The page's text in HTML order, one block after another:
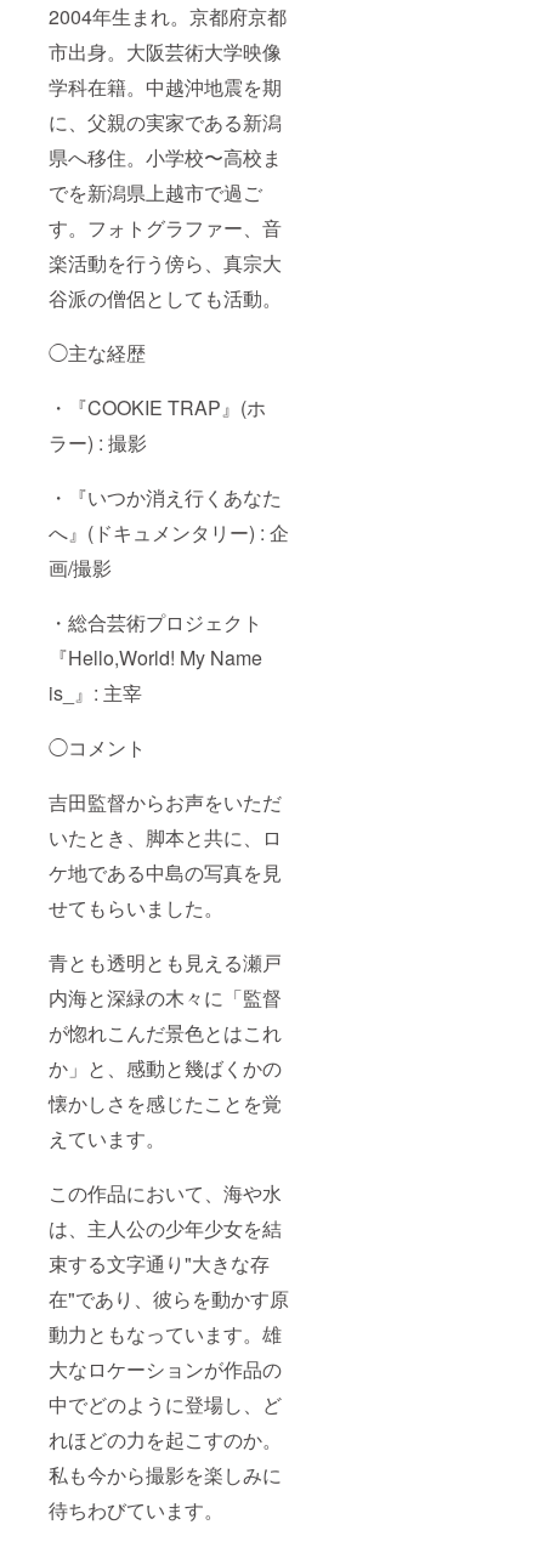
2004年生まれ。京都府京都
市出身。大阪芸術大学映像
学科在籍。中越沖地震を期
に、父親の実家である新潟
県へ移住。小学校〜高校ま
でを新潟県上越市で過ご
す。フォトグラファー、音
楽活動を行う傍ら、真宗大
谷派の僧侶としても活動。
◯主な経歴
・『COOKIE TRAP』(ホ
ラー) : 撮影
・『いつか消え行くあなた
へ』(ドキュメンタリー) : 企
画/撮影
・総合芸術プロジェクト
『Hello,World! My Name
is_』: 主宰
◯コメント
吉田監督からお声をいただ
いたとき、脚本と共に、ロ
ケ地である中島の写真を見
せてもらいました。
青とも透明とも見える瀬戸
内海と深緑の木々に「監督
が惚れこんだ景色とはこれ
か」と、感動と幾ばくかの
懐かしさを感じたことを覚
えています。
この作品において、海や水
は、主人公の少年少女を結
束する文字通り"大きな存
在"であり、彼らを動かす原
動力ともなっています。雄
大なロケーションが作品の
中でどのように登場し、ど
れほどの力を起こすのか。
私も今から撮影を楽しみに
待ちわびています。